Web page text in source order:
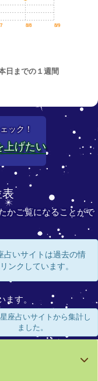
8/8 8/9
日までの１週間
ック！
上げたい
かご覧になることがで
いサイトは過去の情
ンクしています。
す。
座占いサイトから集計し
ました。